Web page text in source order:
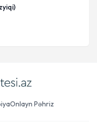
Onlayn Pəhriz